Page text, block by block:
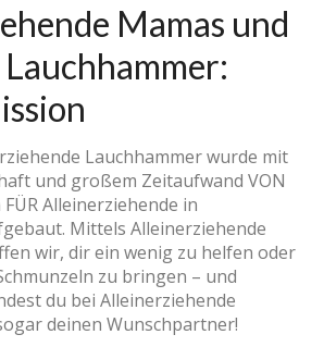
Mamas und
Lauchhammer:
Lauchhammer wurde mit
und großem Zeitaufwand VON
Alleinerziehende in
Mittels Alleinerziehende
wir, dir ein wenig zu helfen oder
zu bringen – und
du bei Alleinerziehende
deinen Wunschpartner!